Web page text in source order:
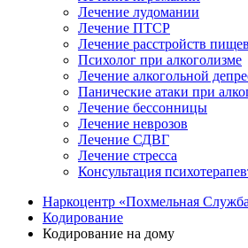
Лечение лудомании
Лечение ПТСР
Лечение расстройств
Психолог при алкоголизме
Лечение алкогольной
Панические атаки при
Лечение бессонницы
Лечение неврозов
Лечение СДВГ
Лечение стресса
Консультация
Наркоцентр «Похмельная
Кодирование
Кодирование на дому